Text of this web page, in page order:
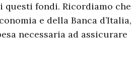
questi fondi. Ricordiamo che
e della Banca d’Italia,
necessaria ad assicurare